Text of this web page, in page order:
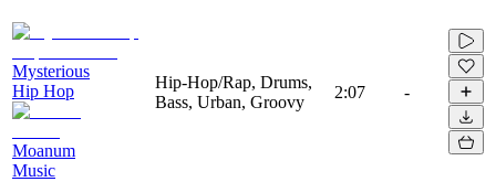
Mysterious
Hip Hop
Moanum
Music
Hip-Hop/Rap, Drums,
Bass, Urban, Groovy
2:07 -